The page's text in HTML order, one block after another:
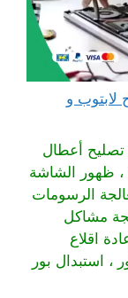
65511033 تصليح لابتوب و
تصليح أعطال
، ظهور الشاشة
الرسومات
مشاكل
اقلاع
، استبدال بور